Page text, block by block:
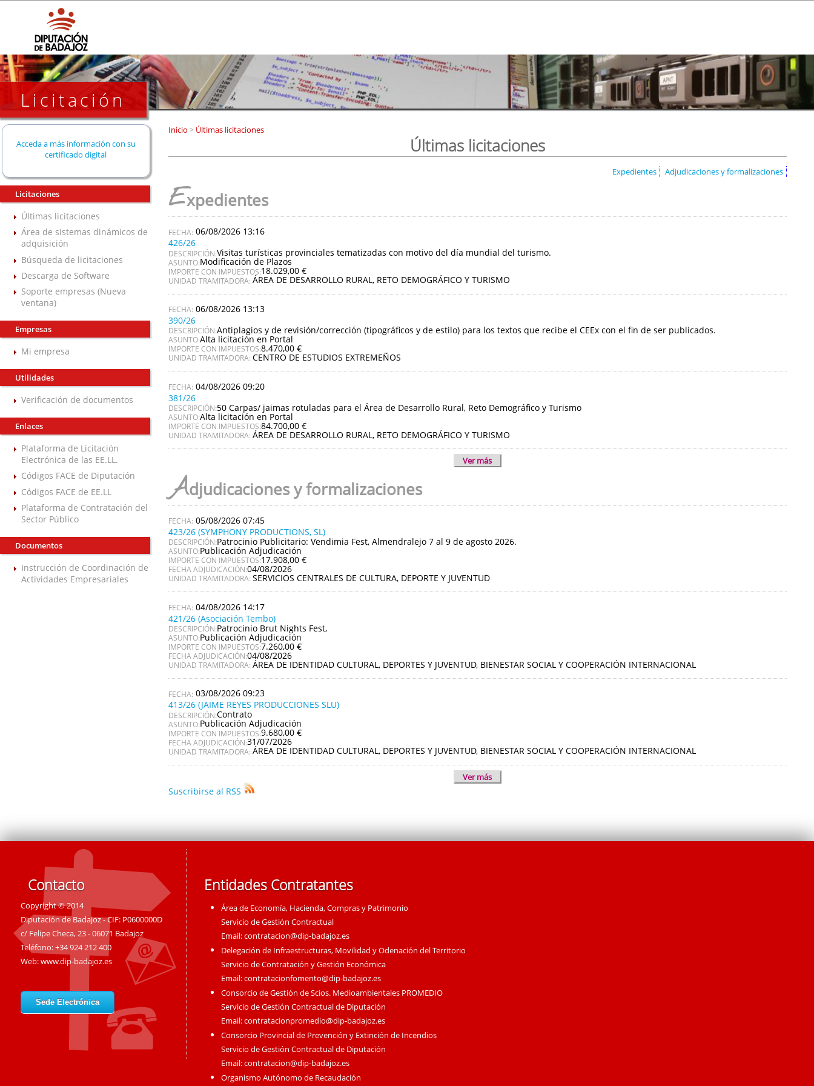
Licitación
Acceda a más información con su
certificado digital
Licitaciones
Últimas licitaciones
Área de sistemas dinámicos de
adquisición
Búsqueda de licitaciones
Descarga de Software
Soporte empresas (Nueva
ventana)
Empresas
Mi empresa
Utilidades
Verificación de documentos
Enlaces
Plataforma de Licitación
Electrónica de las EE.LL.
Códigos FACE de Diputación
Códigos FACE de EE.LL
Plataforma de Contratación del
Sector Público
Documentos
Instrucción de Coordinación de
Actividades Empresariales
Inicio >Últimas licitaciones
Últimas licitaciones
Expedientes Adjudicaciones y formalizaciones
Expedientes
06/08/2026 13:16
426/26
DESCRIPCIÓN:Visitas turísticas provinciales tematizadas con motivo del día mundial del turismo.
ASUNTO:Modificación de Plazos
IMPORTE CON IMPUESTOS:18.029,00 €
UNIDAD TRAMITADORA: ÁREA DE DESARROLLO RURAL, RETO DEMOGRÁFICO Y TURISMO
06/08/2026 13:13
390/26
DESCRIPCIÓN:Antiplagios y de revisión/corrección (tipográficos y de estilo) para los textos que recibe el CEEx con el fin de ser publicados.
ASUNTO:Alta licitación en Portal
IMPORTE CON IMPUESTOS:8.470,00 €
UNIDAD TRAMITADORA: CENTRO DE ESTUDIOS EXTREMEÑOS
04/08/2026 09:20
381/26
DESCRIPCIÓN:50 Carpas/ jaimas rotuladas para el Área de Desarrollo Rural, Reto Demográfico y Turismo
ASUNTO:Alta licitación en Portal
IMPORTE CON IMPUESTOS:84.700,00 €
UNIDAD TRAMITADORA: ÁREA DE DESARROLLO RURAL, RETO DEMOGRÁFICO Y TURISMO
Ver más
Adjudicaciones y formalizaciones
05/08/2026 07:45
423/26 (SYMPHONY PRODUCTIONS, SL)
DESCRIPCIÓN:Patrocinio Publicitario: Vendimia Fest, Almendralejo 7 al 9 de agosto 2026.
ASUNTO:Publicación Adjudicación
IMPORTE CON IMPUESTOS:17.908,00 €
FECHA ADJUDICACIÓN:04/08/2026
UNIDAD TRAMITADORA: SERVICIOS CENTRALES DE CULTURA, DEPORTE Y JUVENTUD
04/08/2026 14:17
421/26 (Asociación Tembo)
DESCRIPCIÓN:Patrocinio Brut Nights Fest,
ASUNTO:Publicación Adjudicación
IMPORTE CON IMPUESTOS:7.260,00 €
FECHA ADJUDICACIÓN:04/08/2026
UNIDAD TRAMITADORA: ÁREA DE IDENTIDAD CULTURAL, DEPORTES Y JUVENTUD, BIENESTAR SOCIAL Y COOPERACIÓN INTERNACIONAL
03/08/2026 09:23
413/26 (JAIME REYES PRODUCCIONES SLU)
DESCRIPCIÓN:Contrato
ASUNTO:Publicación Adjudicación
IMPORTE CON IMPUESTOS:9.680,00 €
FECHA ADJUDICACIÓN:31/07/2026
UNIDAD TRAMITADORA: ÁREA DE IDENTIDAD CULTURAL, DEPORTES Y JUVENTUD, BIENESTAR SOCIAL Y COOPERACIÓN INTERNACIONAL
Ver más
Suscribirse al RSS
Contacto
Copyright © 2014
Diputación de Badajoz - CIF: P0600000D
c/ Felipe Checa, 23 - 06071 Badajoz
Teléfono: +34 924 212 400
Web:www.dip-badajoz.es
Sede Electrónica
Entidades Contratantes
Área de Economía, Hacienda, Compras y Patrimonio
Servicio de Gestión Contractual
Email:contratacion@dip-badajoz.es
Delegación de Infraestructuras, Movilidad y Odenación del Territorio
Servicio de Contratación y Gestión Económica
Email:contratacionfomento@dip-badajoz.es
Consorcio de Gestión de Scios. Medioambientales PROMEDIO
Servicio de Gestión Contractual de Diputación
Email:contratacionpromedio@dip-badajoz.es
Consorcio Provincial de Prevención y Extinción de Incendios
Servicio de Gestión Contractual de Diputación
Email:contratacion@dip-badajoz.es
Organismo Autónomo de Recaudación